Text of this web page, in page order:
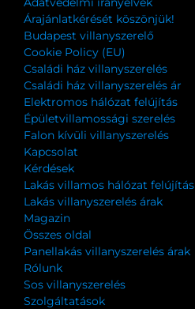
Árajánlatkérését köszönjük!
Budapest villanyszerelő
Cookie Policy (EU)
Családi ház villanyszerelés
Családi ház villanyszerelés ár
Elektromos hálózat felújítás
Épületvillamossági szerelés
Falon kívüli villanyszerelés
Kapcsolat
Kérdések
Lakás villamos hálózat felújítás
Lakás villanyszerelés árak
Magazin
Összes oldal
Panellakás villanyszerelés árak
Rólunk
Sos villanyszerelés
Szolgáltatások